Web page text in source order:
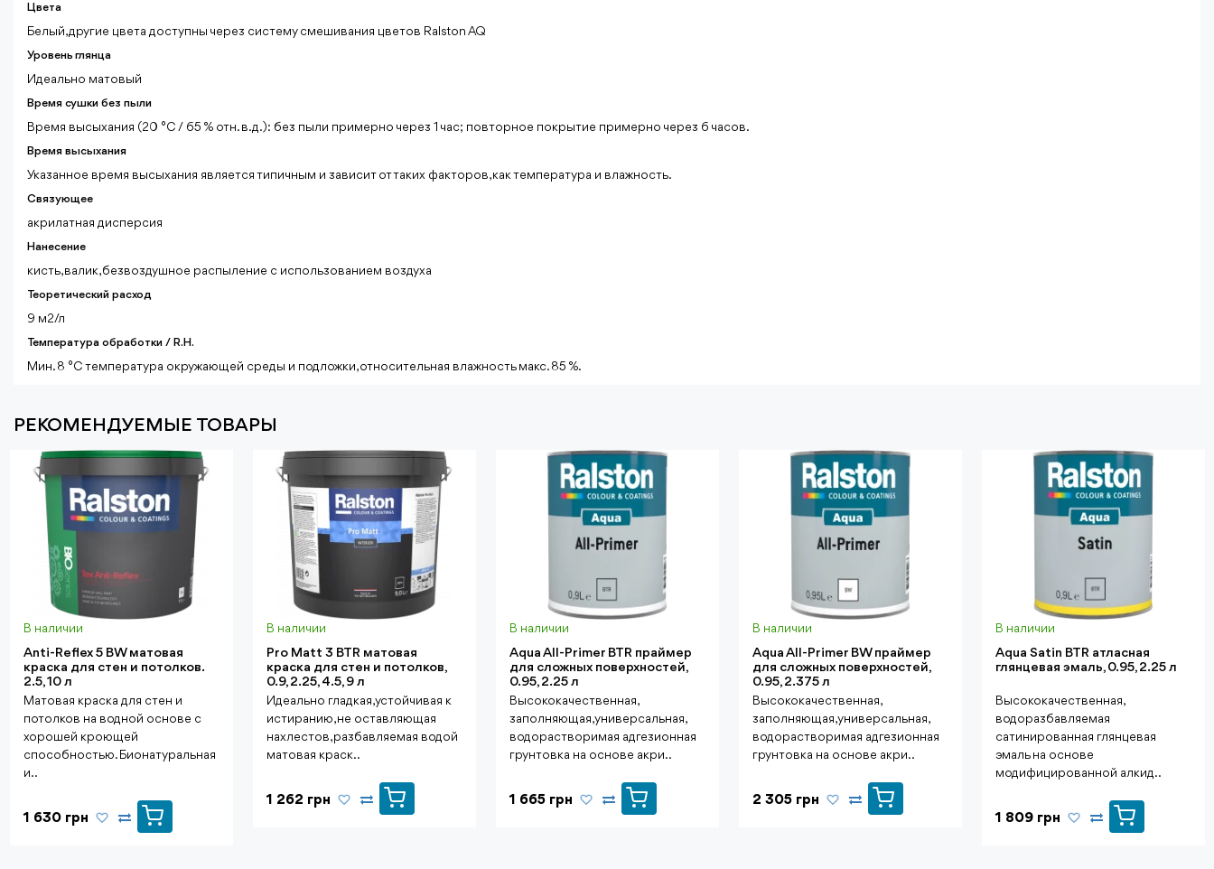
Цвета
Белый, другие цвета доступны через систему смешивания цветов Ralston AQ
Уровень глянца
Идеально матовый
Время сушки без пыли
Время высыхания (20 °C / 65 % отн. в.д.): без пыли примерно через 1 час; повторное покрытие примерно через 6 часов.
Время высыхания
Указанное время высыхания является типичным и зависит от таких факторов, как температура и влажность.
Связующее
акрилатная дисперсия
Нанесение
кисть, валик, безвоздушное распыление с использованием воздуха
Теоретический расход
9 м2/л
Температура обработки / R.H.
Мин. 8 °C температура окружающей среды и подложки, относительная влажность макс. 85 %.
РЕКОМЕНДУЕМЫЕ ТОВАРЫ
В наличии
Anti-Reflex 5 BW матовая
краска для стен и потолков.
2.5, 10 л
Матовая краска для стен и
потолков на водной основе с
хорошей кроющей
способностью. Бионатуральная
и..
1 630 грн
В наличии
Pro Matt 3 BTR матовая
краска для стен и потолков,
0.9, 2.25, 4.5, 9 л
Идеально гладкая, устойчивая к
истиранию, не оставляющая
нахлестов, разбавляемая водой
матовая краск..
1 262 грн
В наличии
Aqua All-Primer BTR праймер
для сложных поверхностей,
0.95, 2.25 л
Высококачественная,
заполняющая, универсальная,
водорастворимая адгезионная
грунтовка на основе акри..
1 665 грн
В наличии
Aqua All-Primer BW праймер
для сложных поверхностей,
0.95, 2.375 л
Высококачественная,
заполняющая, универсальная,
водорастворимая адгезионная
грунтовка на основе акри..
2 305 грн
В наличии
Aqua Satin BTR атласная
глянцевая эмаль, 0.95, 2.25 л
Высококачественная,
водоразбавляемая
сатинированная глянцевая
эмаль на основе
модифицированной алкид..
1 809 грн